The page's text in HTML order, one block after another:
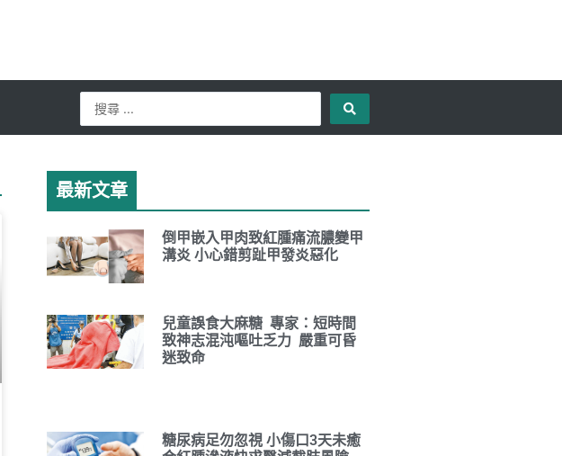
Search
...
最新文章
倒甲嵌入甲肉致紅腫痛流膿變甲
溝炎 小心錯剪趾甲發炎惡化
兒童誤食大麻糖 專家：短時間
致神志混沌嘔吐乏力 嚴重可昏
迷致命
糖尿病足勿忽視 小傷口3天未癒